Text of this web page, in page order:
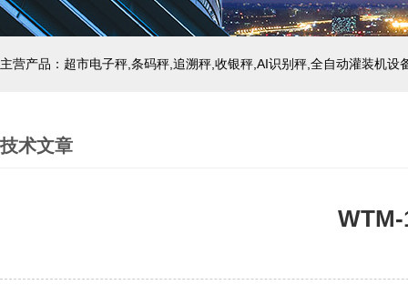
主营产品：超市电子秤,条码秤,追溯秤,收银秤,AI识别秤,全自动灌装机设
技术文章